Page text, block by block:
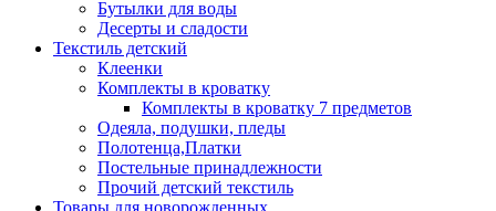
Бутылки для воды
Десерты и сладости
Текстиль детский
Клеенки
Комплекты в кроватку
Комплекты в кроватку 7 предметов
Одеяла, подушки, пледы
Полотенца,Платки
Постельные принадлежности
Прочий детский текстиль
Товары для новорожденных